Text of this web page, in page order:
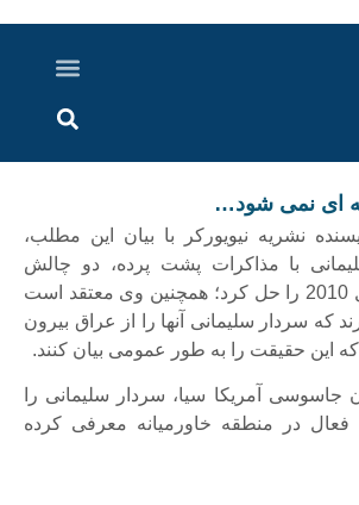
ای نمی شود…
نشریه نیویورکر با بیان این مطلب،
با مذاکرات پشت پرده، دو چالش
اصلی عراق در سال 2010 را حل کرد؛ همچنین وی معتقد است
که سردار سلیمانی آنها را از عراق بیرون
که این حقیقت را به طور عمومی بیان کنند.
جاسوسی آمریکا سیا، سردار سلیمانی را
فعال در منطقه خاورمیانه معرفی کرده